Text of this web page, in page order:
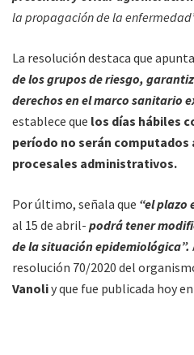
la propagación de la
La resolución destaca que
de los grupos de riesgo,
derechos en el marco sanitario
establece que los días hábiles
período no serán computados
procesales administrativos.
Por último, señala que “el plazo
al 15 de abril- podrá tener
de la situación epidemiológica”.
resolución 70/2020 del
Vanoliy que fue publicada hoy